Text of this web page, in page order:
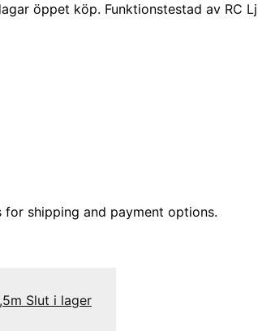
öppet köp. Funktionstestad av RC
shipping and payment options.
Slut i lager